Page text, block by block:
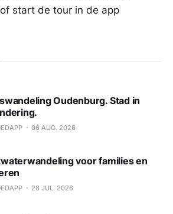
start de tour in de app
Oudenburg. Stad in
06 AUG. 2026
voor families en
28 JUL. 2026